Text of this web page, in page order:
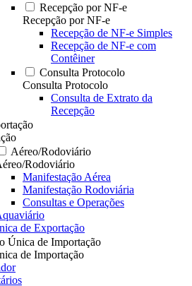
Recepção por NF-e
Recepção por NF-e
Recepção de NF-e Simples
Recepção de NF-e com
Contêiner
Consulta Protocolo
Consulta Protocolo
Consulta de Extrato da
Recepção
Aéreo/Rodoviário
Rodoviário
Manifestação Aérea
Manifestação Rodoviária
Consultas e Operações
de Exportação
Única de Importação
de Importação